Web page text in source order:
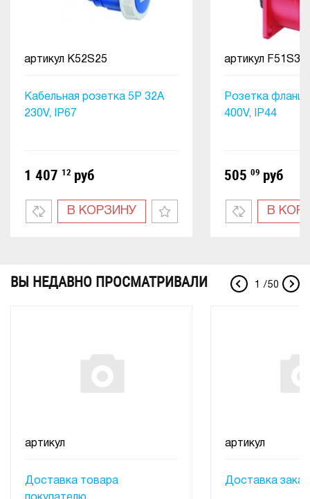
Кабельная розетка 5Р 32А
230V, IP67
артикул K52S25
1 407 12 руб
В КОРЗИНУ
Розетка
400V, IP44
артикул
505 09 руб
В
ВЫ НЕДАВНО ПРОСМАТРИВАЛИ /50
Доставка товара
артикул
Доставка
артикул
1